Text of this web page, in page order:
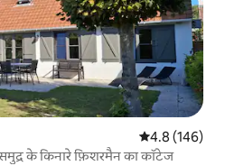
औसत रेटिंग 5 में
4.8 (146)
के किनारे फ़िशरमैन का कॉटेज